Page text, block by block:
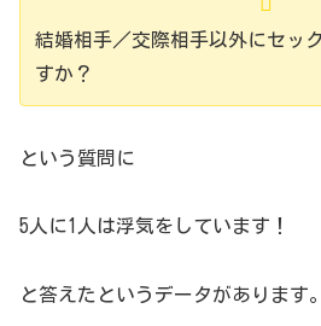
結婚相手／交際相手以外にセッ
すか？
という質問に
5人に1人は浮気をしています！
と答えたというデータがあります。